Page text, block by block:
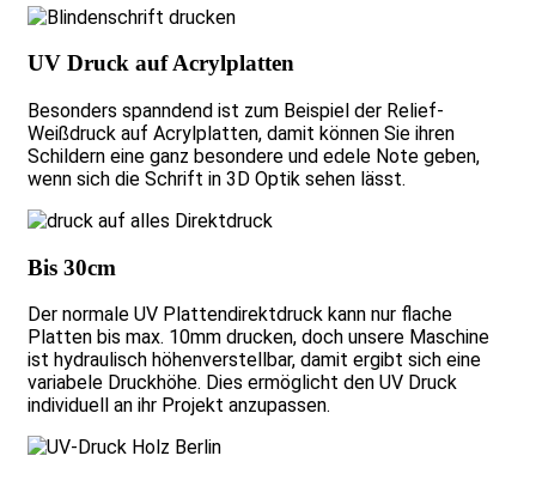
UV Druck auf Acrylplatten
Besonders spanndend ist zum Beispiel der Relief-
Weißdruck auf Acrylplatten, damit können Sie ihren
Schildern eine ganz besondere und edele Note geben,
wenn sich die Schrift in 3D Optik sehen lässt.
Bis 30cm
Der normale UV Plattendirektdruck kann nur flache
Platten bis max. 10mm drucken, doch unsere Maschine
ist hydraulisch höhenverstellbar, damit ergibt sich eine
variabele Druckhöhe. Dies ermöglicht den UV Druck
individuell an ihr Projekt anzupassen.